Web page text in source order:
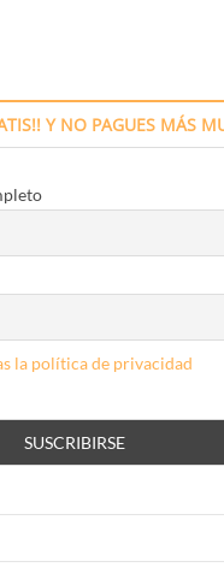
Y NO PAGUES MÁS
la política de privacidad